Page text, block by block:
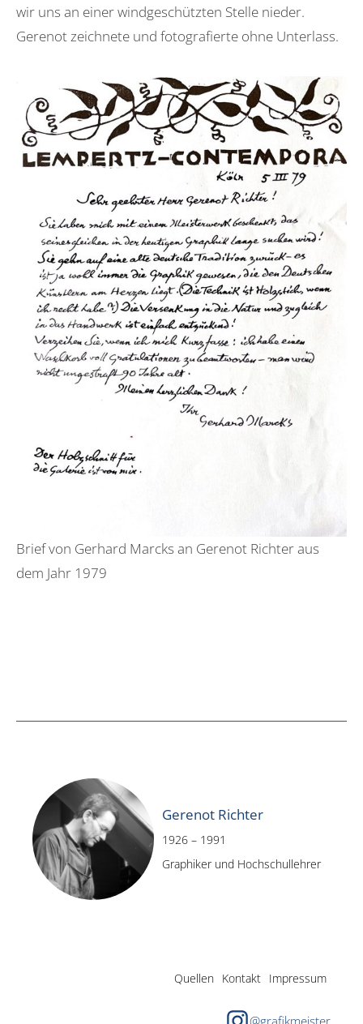
wir uns an einer windgeschützten Stelle nieder.
Gerenot zeichnete und fotografierte ohne Unterlass.
Brief von Gerhard Marcks an Gerenot Richter aus
dem Jahr 1979
Gerenot Richter
1926 – 1991
Graphiker und Hochschullehrer
Quellen Kontakt Impressum
@grafikmeister